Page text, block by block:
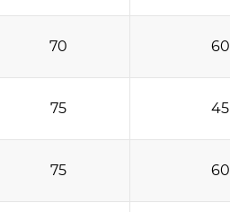
70 60
75 45
75 60